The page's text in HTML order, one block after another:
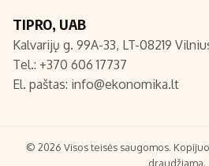
Redakcija
Turinio žymėjimo taisyklės
TIPRO, UAB
Kalvarijų g. 99A-33, LT-08219
Tel.: +370 606 17737
El. paštas: info@ekonomika.lt
© 2026 Visos teisės saugomos.
draudžiama.